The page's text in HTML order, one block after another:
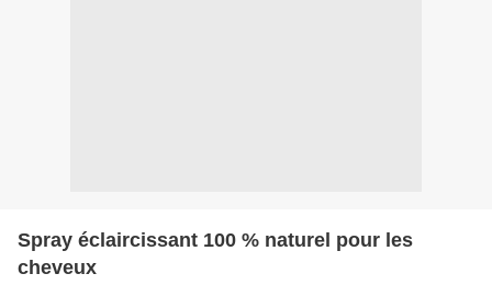
Spray éclaircissant 100 % naturel pour les
cheveux